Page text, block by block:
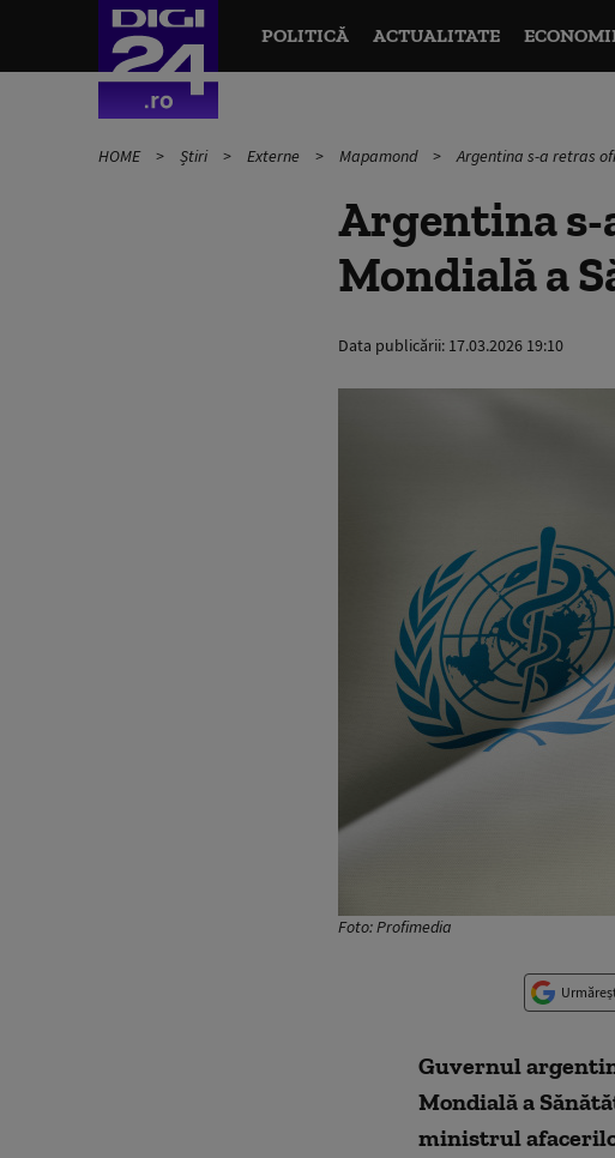
POLITICĂ ACTUALITATE
HOME Știri Externe Mapamond Argentina s-a retras
Argentina
Mondială a
Data publicării: 17.03.2026 19:10
Foto: Profimedia
Guvernul
Mondială a
ministrul